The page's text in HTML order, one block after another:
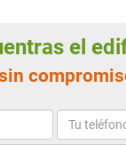
el
sin